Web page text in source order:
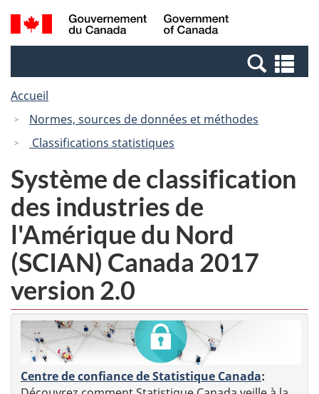
Passer
au
Passer
à
Canada
Recherche
et
et
Accueil
Normes, sources de données et méthodes
Classifications statistiques
Système de classification
des industries de
l'Amérique du Nord
(SCIAN) Canada 2017
version 2.0
Centre de confiance de Statistique Canada: